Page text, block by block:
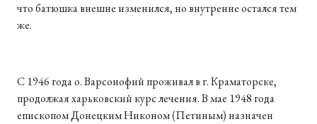
что батюшка внешне изменился, но внутренне остался тем
же.
С 1946 года о. Варсонофий проживал в г. Краматорске,
продолжая харьковский курс лечения. В мае 1948 года
епископом Донецким Никоном (Петиным) назначен